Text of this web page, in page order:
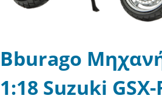
Bburago
1:18 Suzuki GSX-